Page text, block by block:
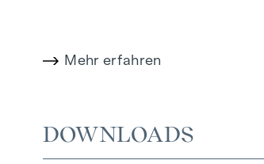
bietet eine vielfältige Kulinarik.
25 exklusive
20 revitalisierte
Mehr erfahren
DOWNLOADS